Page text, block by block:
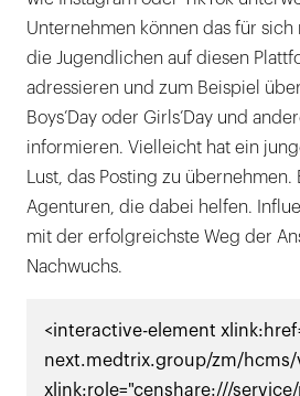
Unternehmen können das für
die Jugendlichen auf diesen
adressieren und zum Beispiel
Boys’Day oder Girls’Day und
informieren. Vielleicht hat ein
Lust, das Posting zu übernehmen.
Agenturen, die dabei helfen.
mit der erfolgreichste Weg der
Nachwuchs.
<interactive-element
next.medtrix.group/zm/
xlink:role="censhare:///